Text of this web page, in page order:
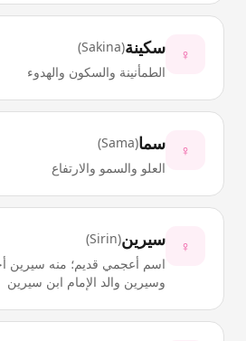
♀ سكينة(
Sakina
)
الطمأنينة والسكون والهدوء
♀ سما(
Sama
)
العلو والسمو والارتفاع
♀ سيرين(
Sirin
)
اسم أعجمي قديم؛ منه سيرين
وسيرين والد الإمام ابن سيرين